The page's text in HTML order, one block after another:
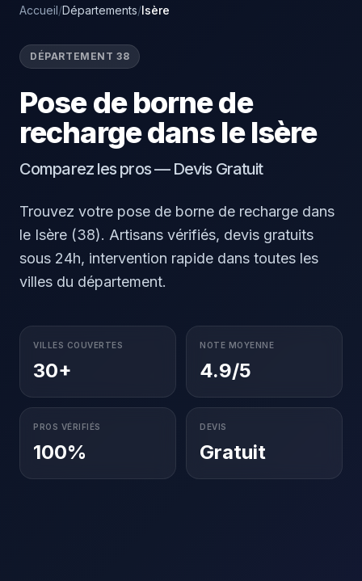
Accueil/Départements/Isère
DÉPARTEMENT 38
Pose de borne de
recharge dans le Isère
Comparez les pros — Devis Gratuit
Trouvez votre pose de borne de recharge dans
le Isère (38). Artisans vérifiés, devis gratuits
sous 24h, intervention rapide dans toutes les
villes du département.
VILLES COUVERTES
30+
NOTE MOYENNE
4.9/5
PROS VÉRIFIÉS
100%
DEVIS
Gratuit